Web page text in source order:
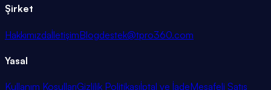
Şirket
HakkımızdaİletişimBlogdestek@tpro360.com
Yasal
Kullanım KoşullarıGizlilik Politikasıİptal ve İadeMesafeli Satış